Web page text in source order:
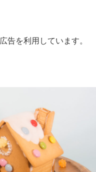
告を利用しています。